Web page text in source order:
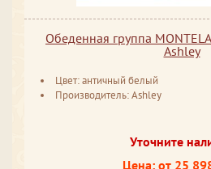
Обеденная группа
Ashley
Цвет: античный белый
Производитель: Ashley
Уточните
Цена: от 25